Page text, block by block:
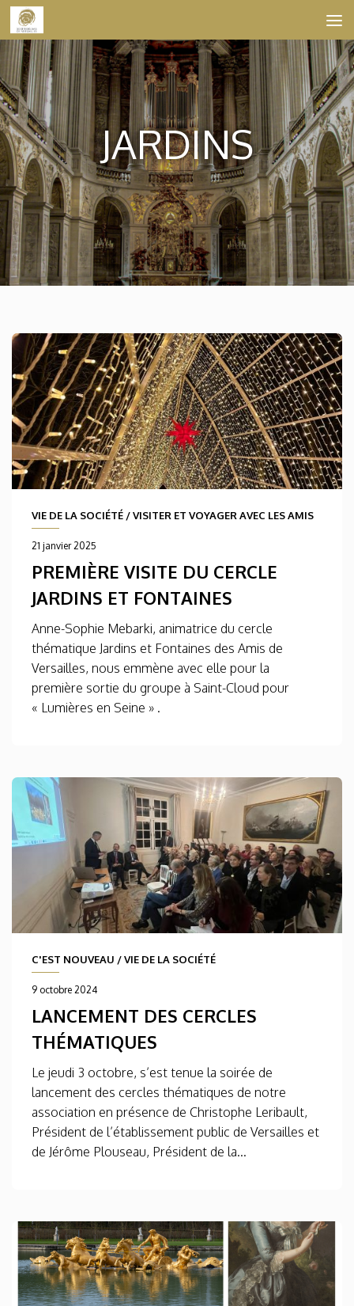
Skip to content
JARDINS
VIE DE LA SOCIÉTÉ /VISITER ET VOYAGER AVEC LES AMIS
21 janvier 2025
PREMIÈRE VISITE DU CERCLE
JARDINS ET FONTAINES
Anne-Sophie Mebarki, animatrice du cercle
thématique Jardins et Fontaines des Amis de
Versailles, nous emmène avec elle pour la
première sortie du groupe à Saint-Cloud pour
« Lumières en Seine » .
C'EST NOUVEAU /VIE DE LA SOCIÉTÉ
9 octobre 2024
LANCEMENT DES CERCLES
THÉMATIQUES
Le jeudi 3 octobre, s’est tenue la soirée de
lancement des cercles thématiques de notre
association en présence de Christophe Leribault,
Président de l’établissement public de Versailles et
de Jérôme Plouseau, Président de la...